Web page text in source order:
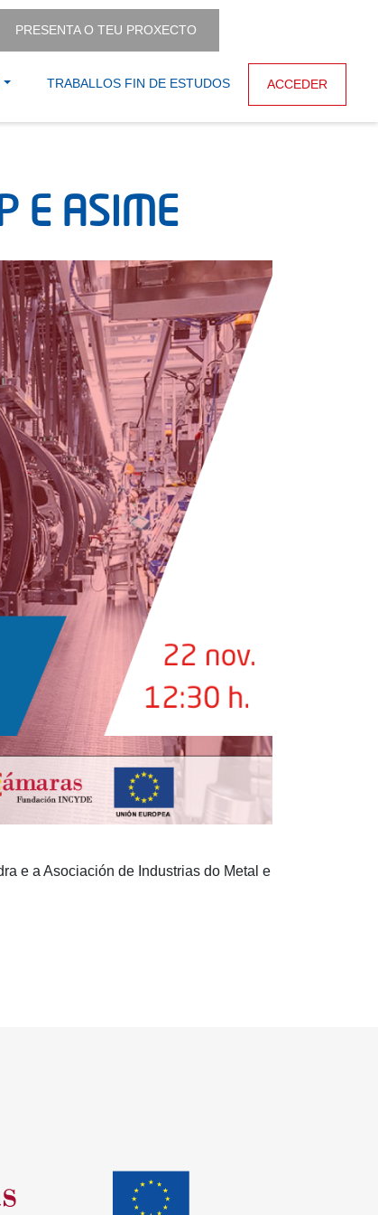
TRABALLOS FIN DE ESTUDOS ACCEDER
PRESENTA O TEU PROXECTO
E ASIME
e a Asociación de Industrias do Metal e